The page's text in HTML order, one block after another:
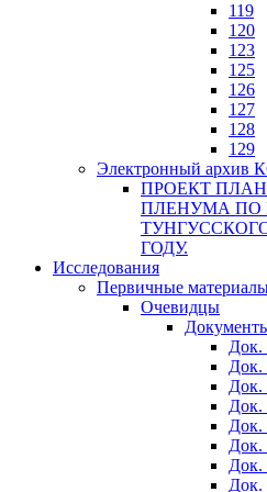
119
120
123
125
126
127
128
129
Электронный архив
ПРОЕКТ
ПЛЕНУМА ПО
ГОДУ.
Исследования
Первичные
Очевидцы
Док.
Док.